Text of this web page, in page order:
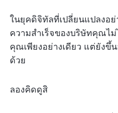
ในยุคดิจิทัลที่เปลี่ยนแปลงอย่
ความสำเร็จของบริษัทคุณไ
คุณเพียงอย่างเดียว แต่ยังขึ้
ด้วย
ลองคิดดูสิ